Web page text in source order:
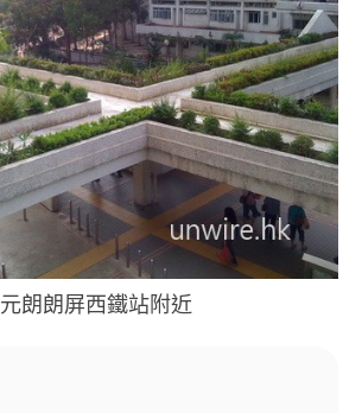
元朗朗屏西鐵站附近